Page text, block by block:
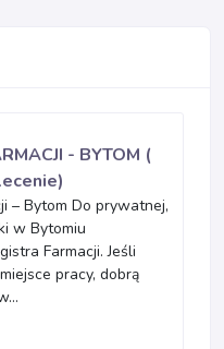
- BYTOM (
– Bytom Do prywatnej,
w Bytomiu
Farmacji. Jeśli
pracy, dobrą